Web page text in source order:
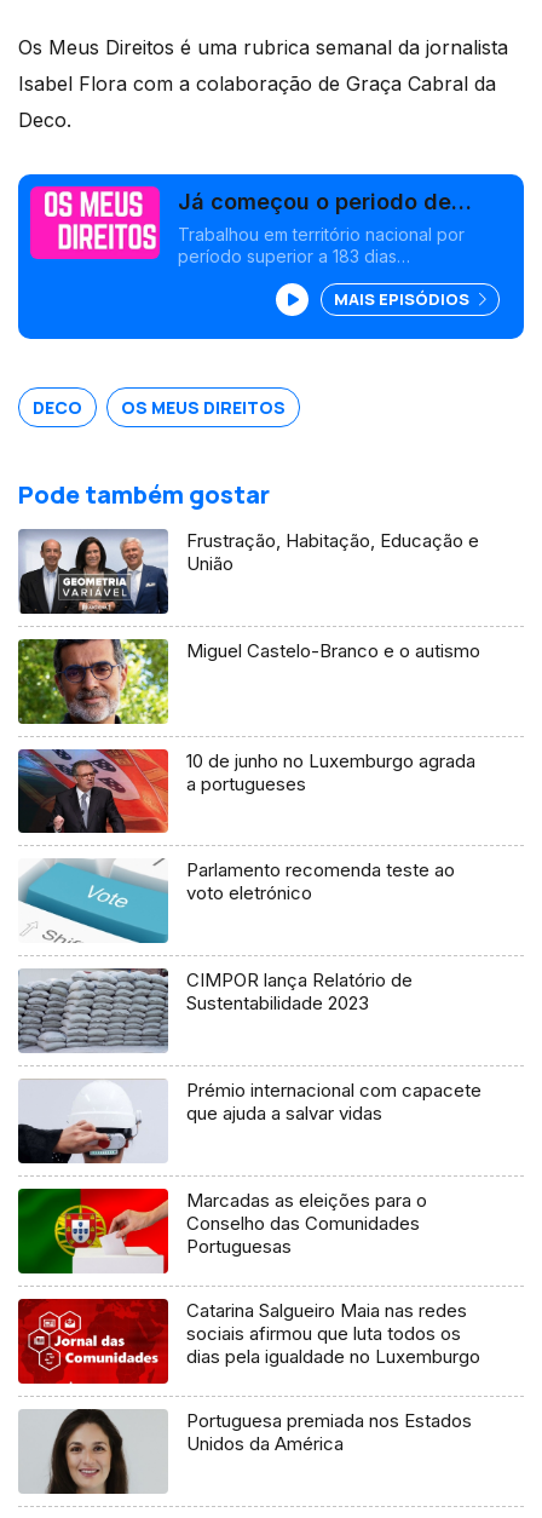
Os Meus Direitos é uma rubrica semanal da jornalista
Isabel Flora com a colaboração de Graça Cabral da
Deco.
Já começou o periodo de
entrega da declaração do IRS.
Trabalhou em território nacional por
período superior a 183 dias
será considerado residente fiscal no
nosso país, mesmo que ao submeter a
declaração (em 2023) não esteja
MAIS EPISÓDIOS
DECO OS MEUS DIREITOS
Pode também gostar
Frustração, Habitação, Educação e
União
Miguel Castelo-Branco e o autismo
10 de junho no Luxemburgo agrada
a portugueses
Parlamento recomenda teste ao
voto eletrónico
CIMPOR lança Relatório de
Sustentabilidade 2023
Prémio internacional com capacete
que ajuda a salvar vidas
Marcadas as eleições para o
Conselho das Comunidades
Portuguesas
Catarina Salgueiro Maia nas redes
sociais afirmou que luta todos os
dias pela igualdade no Luxemburgo
Portuguesa premiada nos Estados
Unidos da América